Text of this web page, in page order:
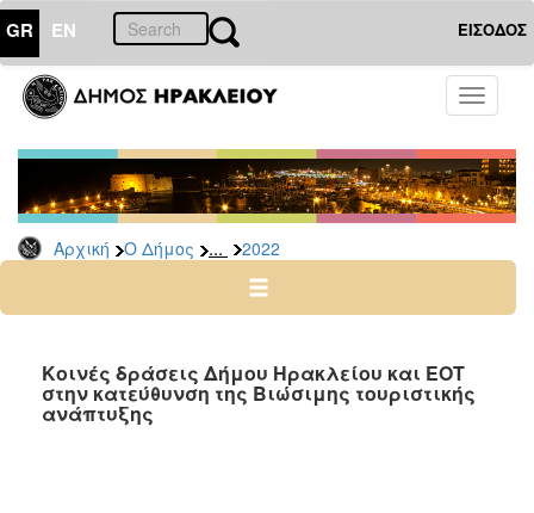
GR EN ΕΙΣΟΔΟΣ
Toggle
Αρχική Ο Δήμος ... 2022
ΔΗΜΟΣ
Δελτία
Τύπου
Αρχείο
2026
2024
2022
2021
Κοινές δράσεις Δήμου Ηρακλείου και ΕΟΤ
στην κατεύθυνση της Βιώσιμης τουριστικής
ανάπτυξης